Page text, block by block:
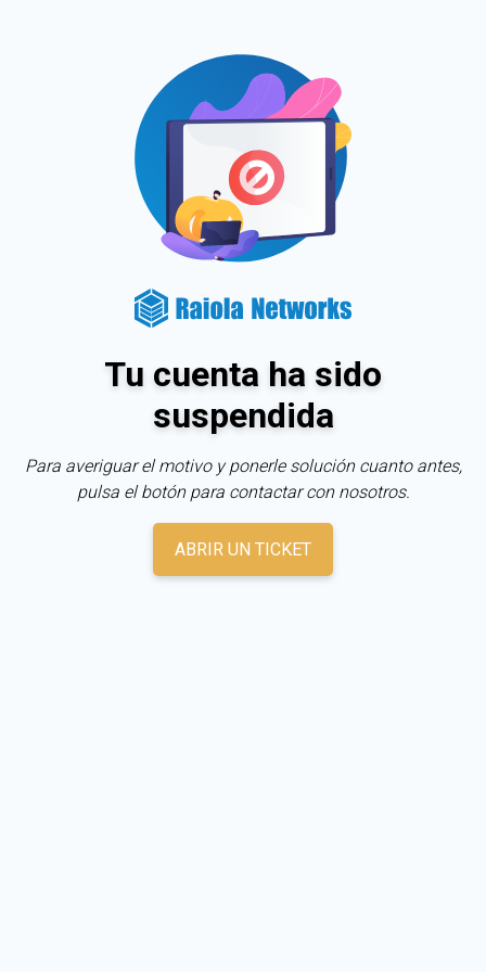
Tu cuenta ha sido
suspendida
Para averiguar el motivo y ponerle solución cuanto antes,
pulsa el botón para contactar con nosotros.
ABRIR UN TICKET